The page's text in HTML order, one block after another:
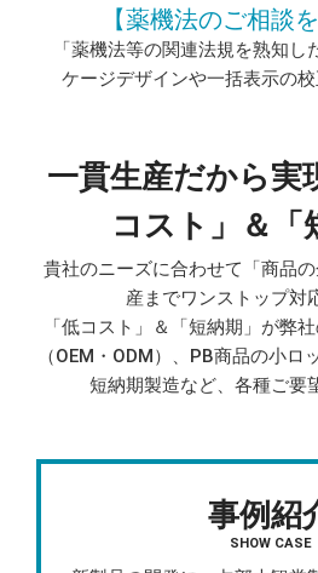
【薬機法のご相談
「薬機法等の関連法規を熟知し
ケージデザインや一括表示の校
一貫生産だから実
コスト」＆「
貴社のニーズに合わせて「商品
産までワンストップ対
「低コスト」＆「短納期」が弊
（OEM・ODM）、PB商品の小ロ
短納期製造など、各種ご要
事例紹
SHOW CASE